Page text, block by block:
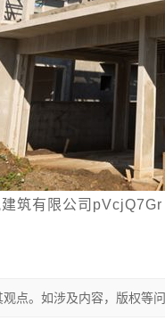
筑有限公司pVcjQ7Gr
点。如涉及内容，版权等